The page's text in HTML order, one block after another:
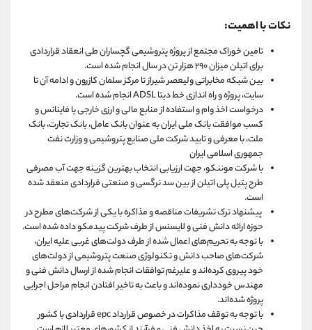
نکات با اهمیت:
تامین خوراک مجتمع از پروژه پتروشیمی گچساران طی انعقاد قراردادی
برای اتیلن میزان ۲۹۰ هزار تن در سال انجام شده است.
بین شبکه مخابراتی ولیعصر شیراز تا مرکز سلمان کازرون و ادامه آن تا
سایت، پروژه و راه اندازی خط دیتا ADSL انجام شده است.
درخواست اخذ وام و استفاده از منابع مالی و ارزی خارجی یا فاینانس و
کسب موافقت بانک ملی ایران به عنوان بانک عامل، بانک تجارت، بانک
ملت، با معرفی و تایید شرکت ملی صنایع پتروشیمی و وزارت نفت
جمهوری اسلامی ایران
با شرکت موننکو، جهت ارزیابی انتخاب بهترین گزینه جهت آب مصرفی
طرح پتیل پلی اتیلن از بین سد نرگسی و صنعتی قراردادی منعقد شده
است.
پیشنهاد ترک تشریفات مناقصه و مذاکره با یکی از شرکت‌های مطرح در
حوزه ارائه دانش فنی و لایسنس از طرف شرکت پیدمکو داده شده است.
با توجه به تحریم‌های اعمال شده از طرف دولت‌های غربی علیه ایران،
شرکت‌های صاحب دانش و تکنولوژی صنعت پتروشیمی از دولت‌های
خود پیروی کرده‌اند و علیرغم توافقات انجام شده از ارسال دانش فنی و
مهندس خودداری نموده‌اند و باعث به تاخیر افتادن انجام مراحل اجرایی
پروژه شده‌اند.
با توجه به توقف مذاکرات در خصوص قرارداد epc قراردادی با کشور